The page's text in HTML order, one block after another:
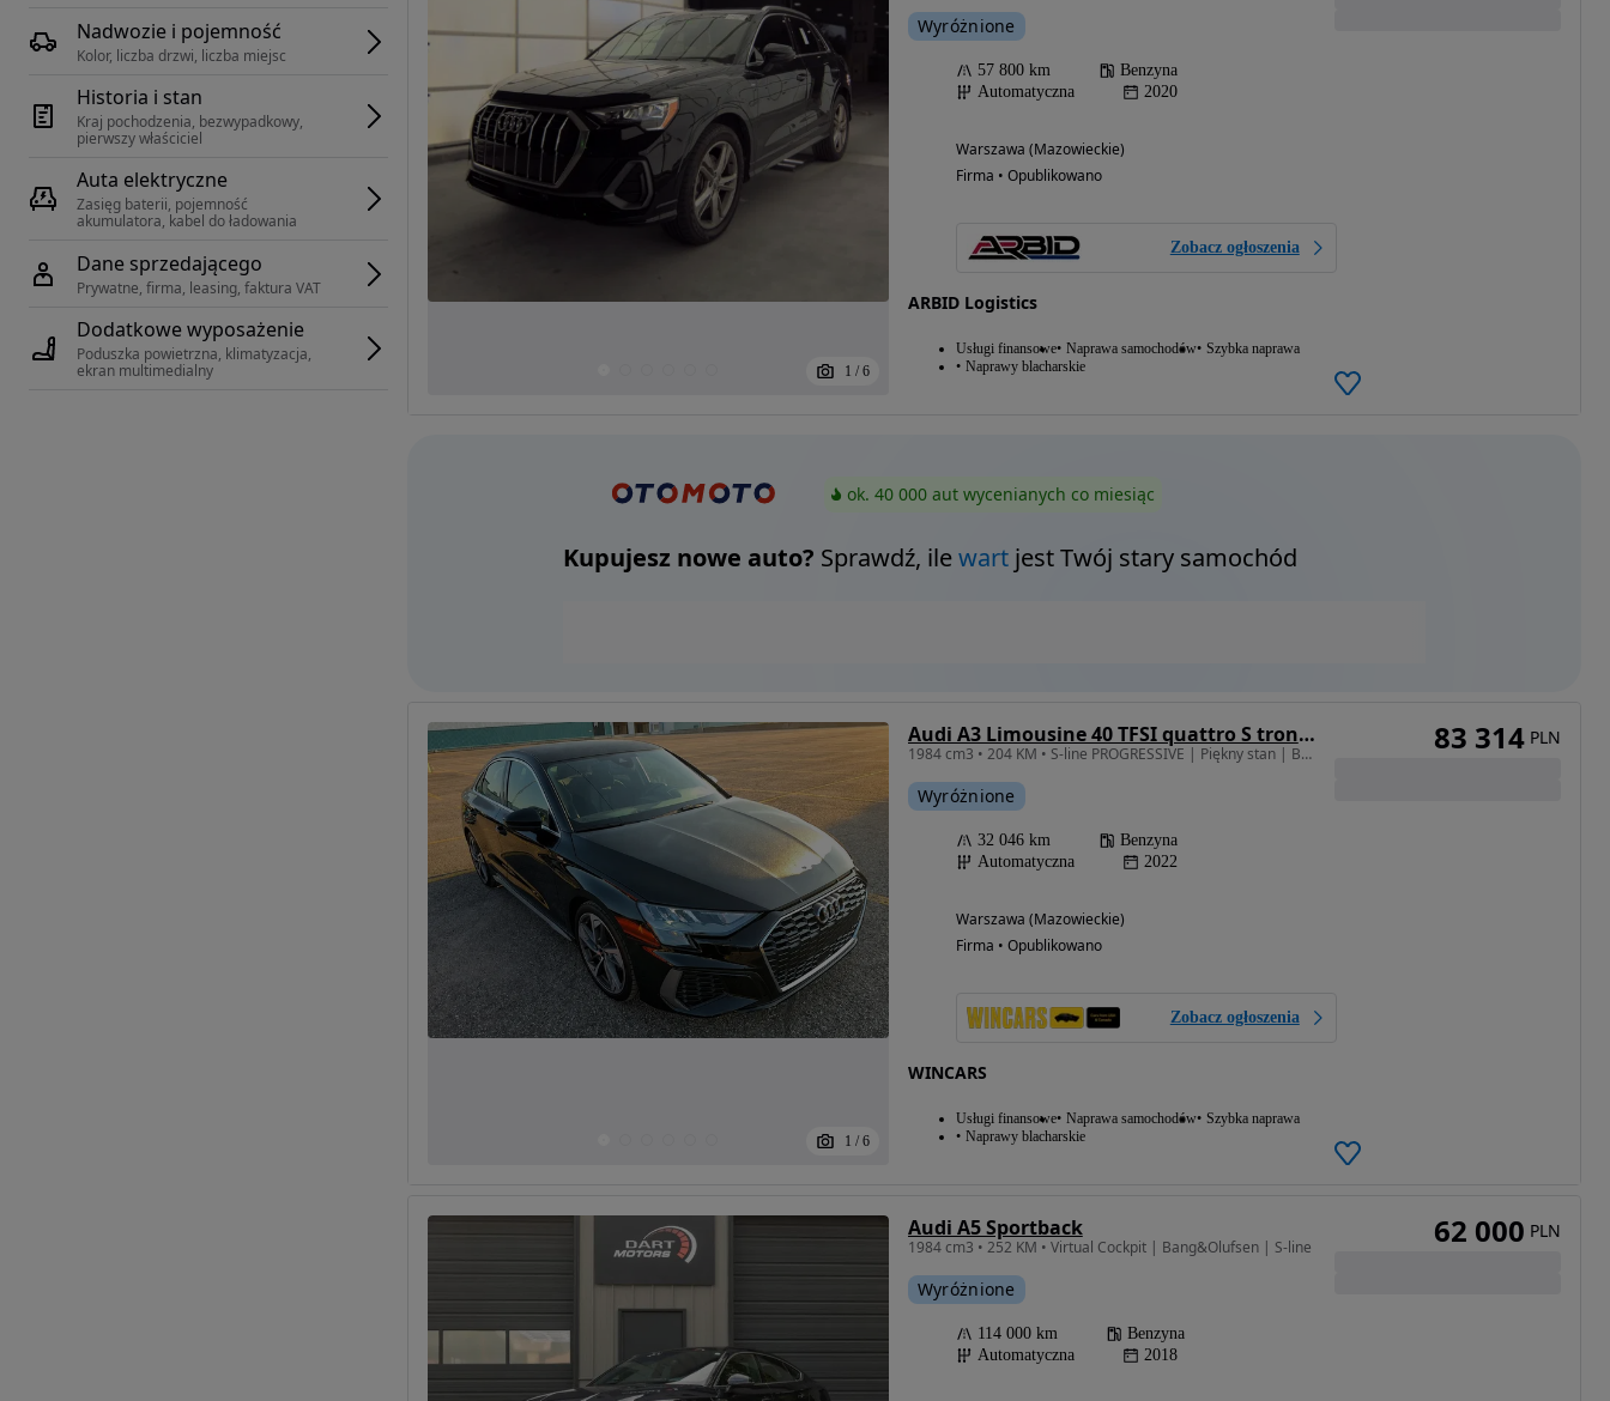
Nadwozie i pojemność
Kolor, liczba drzwi, liczba miejsc
Historia i stan
Kraj pochodzenia, bezwypadkowy,
pierwszy właściciel
Auta elektryczne
Zasięg baterii, pojemność
akumulatora, kabel do ładowania
Dane sprzedającego
Prywatne, firma, leasing, faktura VAT
Dodatkowe wyposażenie
Poduszka powietrzna, klimatyzacja,
ekran multimedialny
1 / 6
Wyróżnione
57 800 km
Benzyna
Automatyczna
2020
Warszawa (Mazowieckie)
Firma • Opublikowano
Zobacz ogłoszenia
ARBID Logistics
Usługi finansowe Naprawa samochodów Szybka naprawa
Naprawy blacharskie
ok. 40 000 aut wycenianych co miesiąc
Kupujesz nowe auto? Sprawdź, ilewartjest Twój stary samochód
1 / 6
Audi A3 Limousine 40 TFSI quattro S tronic S line
1984 cm3 • 204 KM • S-line PROGRESSIVE | Piękny stan | Bezwypadkowe
Wyróżnione
32 046 km
Benzyna
Automatyczna
2022
Warszawa (Mazowieckie)
Firma • Opublikowano
Zobacz ogłoszenia
WINCARS
Usługi finansowe Naprawa samochodów Szybka naprawa
Naprawy blacharskie
83 314 PLN
Audi A5 Sportback
1984 cm3 • 252 KM • Virtual Cockpit | Bang&Olufsen | S-line
Wyróżnione
114 000 km
Benzyna
Automatyczna
2018
62 000 PLN